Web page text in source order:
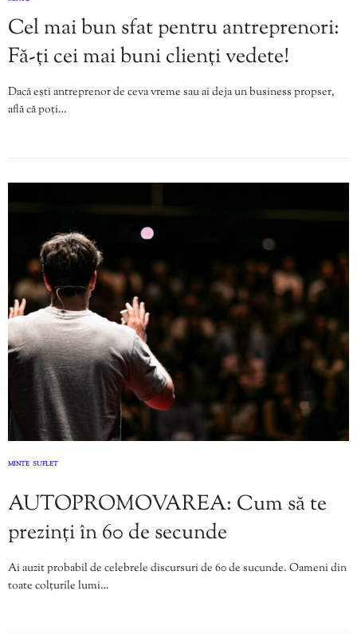
Cel mai bun sfat pentru antreprenori:
Fă-ți cei mai buni clienți vedete!
Dacă ești antreprenor de ceva vreme sau ai deja un business propser,
află că poți…
MINTE SUFLET
AUTOPROMOVAREA: Cum să te
prezinți în 60 de secunde
Ai auzit probabil de celebrele discursuri de 60 de sucunde. Oameni din
toate colțurile lumi…